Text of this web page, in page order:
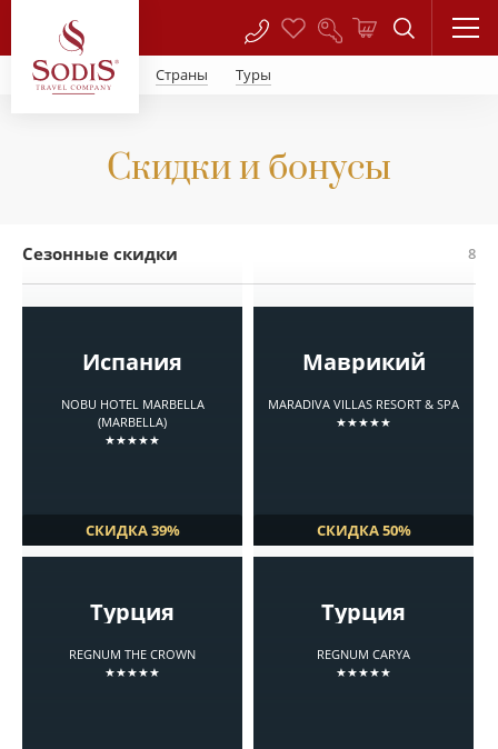
Страны Туры
Скидки и бонусы
Сезонные скидки 8
Испания
NOBU HOTEL MARBELLA
(MARBELLA)
★★★★★
СКИДКА 39%
Маврикий
MARADIVA VILLAS RESORT & SPA
★★★★★
СКИДКА 50%
Турция
REGNUM THE CROWN
★★★★★
Турция
REGNUM CARYA
★★★★★